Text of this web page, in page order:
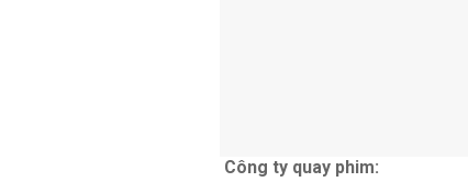
Công ty quay phim: